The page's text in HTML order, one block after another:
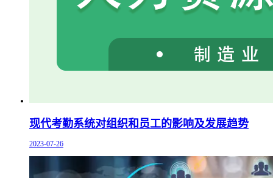
现代考勤系统对组织和员工的影响及发展趋势
2023-07-26